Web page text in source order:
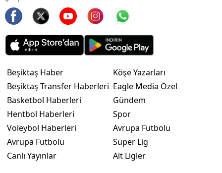
Beşiktaş Haber
Beşiktaş Transfer Haberleri
Basketbol Haberleri
Hentbol Haberleri
Voleybol Haberleri
Avrupa Futbolu
Canlı Yayınlar
Köşe Yazarları
Eagle Media Özel
Gündem
Spor
Avrupa Futbolu
Süper Lig
Alt Ligler